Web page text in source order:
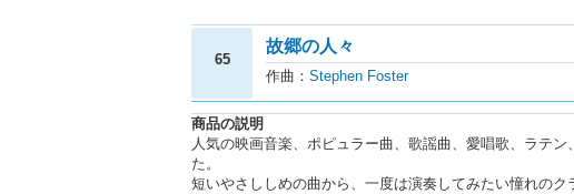
65
故郷の人々
作曲： Stephen Foster
商品の説明
人気の映画音楽、ポピュラー曲、歌謡曲、愛唱歌、ラテ
た。
短いやさししめの曲から、一度は演奏してみたい憧れのク